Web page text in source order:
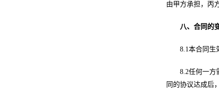
由甲方承担，丙
八、合同的
8.1本合同生
8.2任何一方
同的协议达成后